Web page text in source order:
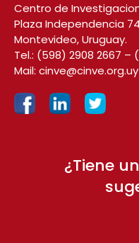
Centro de
Plaza Independencia
Montevideo, Uruguay.
Tel.: (598) 2908 2667 –
Mail: cinve@cinve.org.uy
¿Tiene